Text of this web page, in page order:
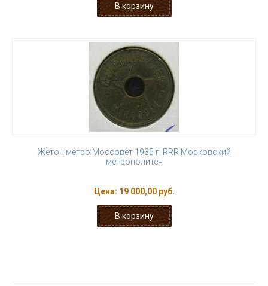
Жетон метро Моссовет 1935 г. RRR Московский
метрополитен
Цена: 19 000,00 руб.